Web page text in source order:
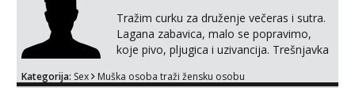
Tražim curku za druženje večeras i sutra.
Lagana zabavica, malo se popravimo,
koje pivo, pljugica i uzivancija. Trešnjavka
was a thing of the past We're jammin'
Kategorija: Sex Muška osoba traži žensku osobu